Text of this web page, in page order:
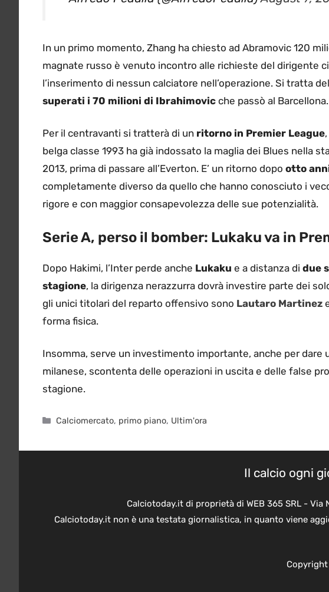
In un primo momento, Zhang ha chiesto ad Abramovic 120
magnate russo è venuto incontro alle richieste del dirigente
l’inserimento di nessun calciatore nell’operazione. Si tratta
superati i 70 milioni di Ibrahimovic
che passò al Barcellona.
Per il centravanti si tratterà di un ritorno in Premier League
belga classe 1993 ha già indossato la maglia dei Blues nella
2013, prima di passare all’Everton. E’ un ritorno dopo
otto
completamente diverso da quello che hanno conosciuto i
rigore e con maggior consapevolezza delle sue potenzialità.
Serie A, perso il bomber: Lukaku va in
Dopo Hakimi, l’Inter perde anche Lukaku e a distanza di due
stagione
, la dirigenza nerazzurra dovrà investire parte dei
gli unici titolari del reparto offensivo sono Lautaro Martinez
forma fisica.
Insomma, serve un investimento importante, anche per dare
milanese, scontenta delle operazioni in uscita e delle false
stagione.
Calciomercato primo piano Ultim'ora
Il calcio ogni
Calciotoday.it di proprietà di WEB 365 SRL - Via
Calciotoday.it non è una testata giornalistica, in quanto viene